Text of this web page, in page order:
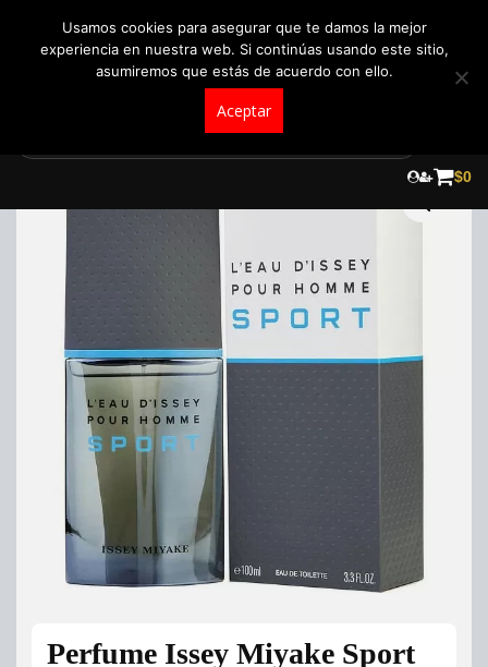
$0
Perfume Issey Miyake Sport
Usamos cookies para asegurar que te damos la mejor
experiencia en nuestra web. Si continúas usando este sitio,
asumiremos que estás de acuerdo con ello.
Aceptar